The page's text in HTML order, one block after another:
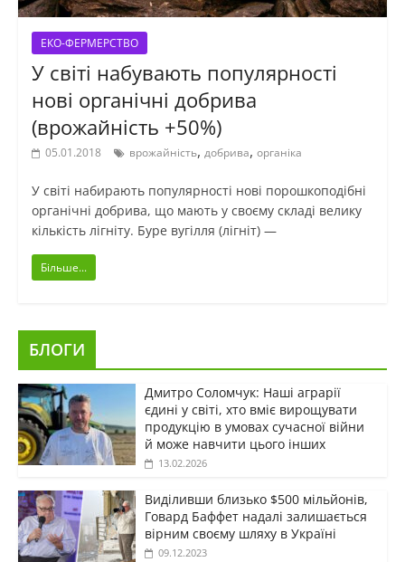
ЕКО-ФЕРМЕРСТВО
У світі набувають популярності
нові органічні добрива
(врожайність +50%)
05.01.2018 врожайність, добрива, органіка
У світі набирають популярності нові порошкоподібні
органічні добрива, що мають у своєму складі велику
кількість лігніту. Буре вугілля (лігніт) —
Більше...
БЛОГИ
Дмитро Соломчук: Наші аграрії
єдині у світі, хто вміє вирощувати
продукцію в умовах сучасної війни
й може навчити цього інших
13.02.2026
Виділивши близько $500 мільйонів,
Говард Баффет надалі залишається
вірним своєму шляху в Україні
09.12.2023